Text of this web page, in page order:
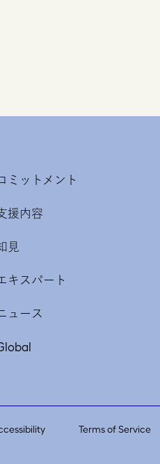
ミットメント
援内容
見
キスパート
ュース
Terms of Service